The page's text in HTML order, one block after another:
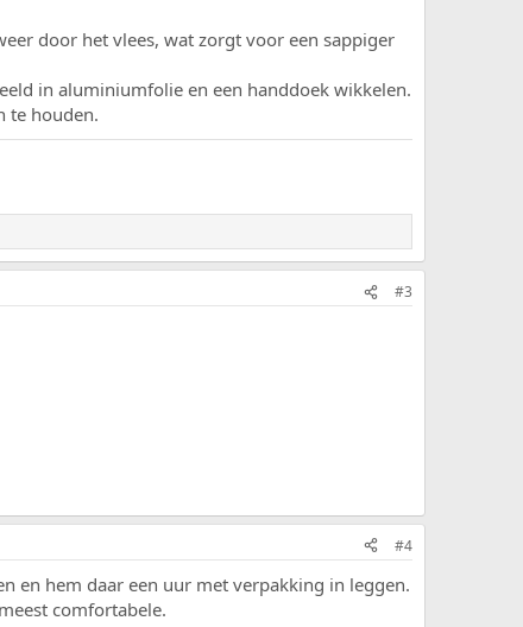
door het vlees, wat zorgt voor een sappiger
in aluminiumfolie en een handdoek wikkelen.
te houden.
#3
#4
en hem daar een uur met verpakking in leggen.
comfortabele.